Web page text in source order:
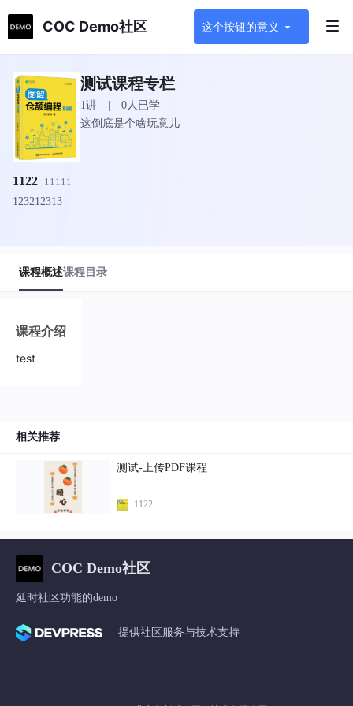
COC Demo社区 这个按钮的意义
测试课程专栏
1讲 | 0人已学
这倒底是个啥玩意儿
1122 11111
123212313
课程概述课程目录
课程介绍
test
相关推荐
测试-上传PDF课程
1122
COC Demo社区
延时社区功能的demo
提供社区服务与技术支持